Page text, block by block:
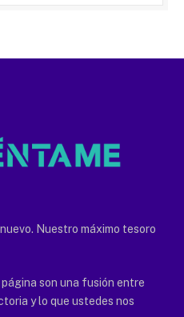
Nuestro máximo tesoro
son una fusión entre
y lo que ustedes nos